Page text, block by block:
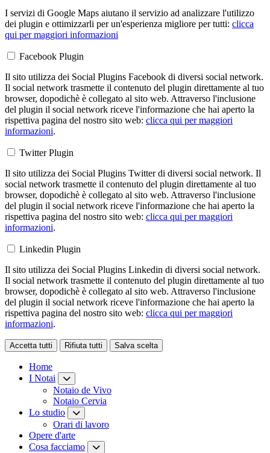
I servizi di Google Maps aiutano il servizio ad analizzare l'utilizzo
dei plugin e ottimizzarli per un'esperienza migliore per tutti: clicca
qui per maggiori informazioni
Facebook Plugin
Il sito utilizza dei Social Plugins Facebook di diversi social network.
Il social network trasmette il contenuto del plugin direttamente al tuo
browser, dopodichè è collegato al sito web. Attraverso l'inclusione
del plugin il social network riceve l'informazione che hai aperto la
rispettiva pagina del nostro sito web: clicca qui per maggiori
informazioni.
Twitter Plugin
Il sito utilizza dei Social Plugins Twitter di diversi social network. Il
social network trasmette il contenuto del plugin direttamente al tuo
browser, dopodichè è collegato al sito web. Attraverso l'inclusione
del plugin il social network riceve l'informazione che hai aperto la
rispettiva pagina del nostro sito web: clicca qui per maggiori
informazioni.
Linkedin Plugin
Il sito utilizza dei Social Plugins Linkedin di diversi social network.
Il social network trasmette il contenuto del plugin direttamente al tuo
browser, dopodichè è collegato al sito web. Attraverso l'inclusione
del plugin il social network riceve l'informazione che hai aperto la
rispettiva pagina del nostro sito web: clicca qui per maggiori
informazioni.
Accetta tutti Rifiuta tutti Salva scelta
Home
I Notai
Notaio de Vivo
Notaio Cervia
Lo studio
Orari di lavoro
Opere d'arte
Cosa facciamo